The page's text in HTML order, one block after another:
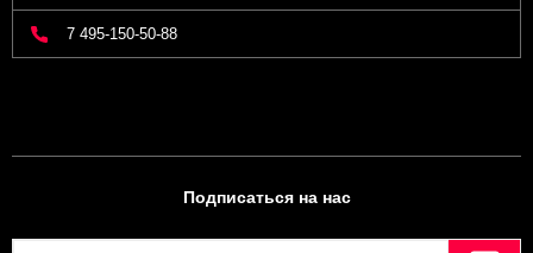
7 495-150-50-88
Подписаться на нас